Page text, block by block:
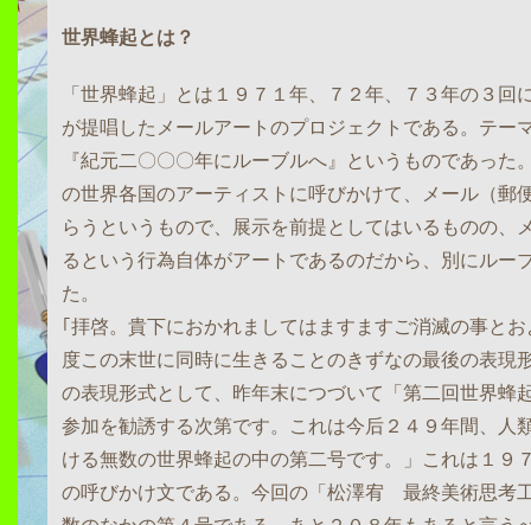
世界蜂起とは？
「世界蜂起」とは１９７１年、７２年、７３年の３回
が提唱したメールアートのプロジェクトである。テー
『紀元二〇〇〇年にルーブルへ』というものであった
の世界各国のアーティストに呼びかけて、メール（郵
らうというもので、展示を前提としてはいるものの、
るという行為自体がアートであるのだから、別にルー
た。
｢拝啓。貴下におかれましてはますますご消滅の事と
度この末世に同時に生きることのきずなの最後の表現
の表現形式として、昨年末につづいて「第二回世界蜂
参加を勧誘する次第です。これは今后２４９年間、人
ける無数の世界蜂起の中の第二号です。」これは１９
の呼びかけ文である。今回の「松澤宥 最終美術思考